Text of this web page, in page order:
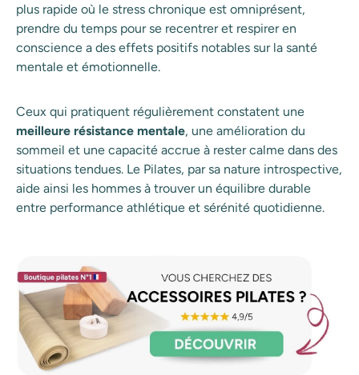
plus rapide où le stress chronique est omniprésent,
prendre du temps pour se recentrer et respirer en
conscience a des effets positifs notables sur la santé
mentale et émotionnelle.
Ceux qui pratiquent régulièrement constatent une
meilleure résistance mentale, une amélioration du
sommeil et une capacité accrue à rester calme dans des
situations tendues. Le Pilates, par sa nature introspective,
aide ainsi les hommes à trouver un équilibre durable
entre performance athlétique et sérénité quotidienne.